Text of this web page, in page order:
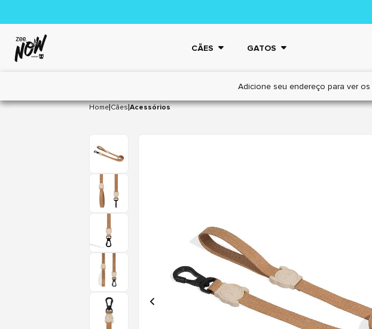
CÃES GATOS
Adicione seu endereço para ver os
Home|Cães|Acessórios